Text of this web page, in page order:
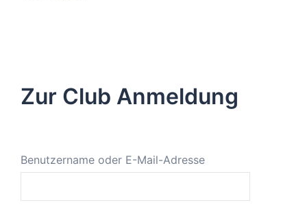
Zur Club Anmeldung
Benutzername oder E-Mail-Adresse